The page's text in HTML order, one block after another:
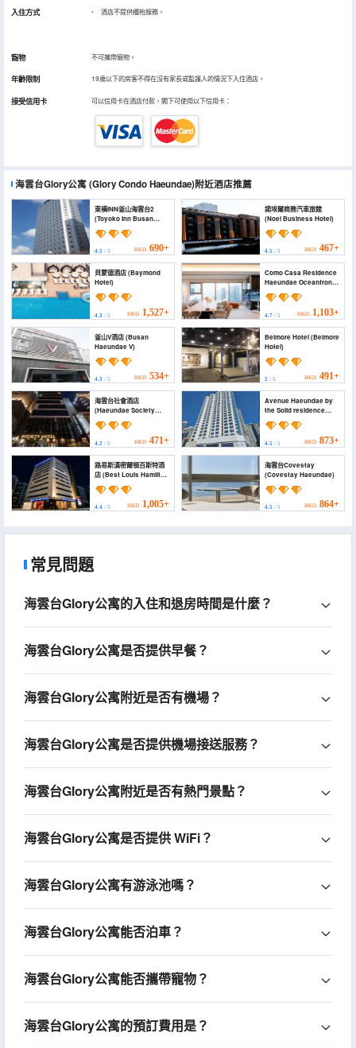
入住方式 酒店不提供櫃枱服務。
寵物 不可攜帶寵物。
年齡限制 19歲以下的房客不得在沒有家長或監護人的情況下入住酒店。
接受信用卡 可以信用卡在酒店付款，閣下可使用以下信用卡：
海雲台Glory公寓(Glory Condo Haeundae)附近酒店推薦
東橫INN釜山海雲台2
(Toyoko Inn Busan
Haeundae 2)
4.5 / 5 HKD 690+
諾埃爾商務汽車旅館
(Noel Business Hotel)
4.5/ 5 HKD 467+
貝蒙德酒店 (Baymond
Hotel)
4.3 / 5 HKD 1,527+
Como Casa Residence
Haeundae Oceanfront
(Como Casa Residence
Haeundae Oceanfront)
4.7/ 5 HKD 1,103+
釜山V酒店 (Busan
Haeundae V)
4.3 / 5 HKD 534+
Belmore Hotel (Belmore
Hotel)
2/ 5 HKD 491+
海雲台社會酒店
(Haeundae Society
Hotel)
4.2 / 5 HKD 471+
Avenue Haeundae by
the Solid residence
(Avenue Haeundae by
the Solid residence)
4.5/ 5 HKD 873+
路易斯漢密爾頓百斯特酒
店 (Best Louis Hamilton
Hotel Haeundae)
4.4 / 5 HKD 1,005+
海雲台Covestay
(Covestay Haeundae)
4.5/ 5 HKD 864+
常見問題
海雲台Glory公寓的入住和退房時間是什麼？
海雲台Glory公寓是否提供早餐？
海雲台Glory公寓附近是否有機場？
海雲台Glory公寓是否提供機場接送服務？
海雲台Glory公寓附近是否有熱門景點？
海雲台Glory公寓是否提供 WiFi？
海雲台Glory公寓有游泳池嗎？
海雲台Glory公寓能否泊車？
海雲台Glory公寓能否攜帶寵物？
海雲台Glory公寓的預訂費用是？